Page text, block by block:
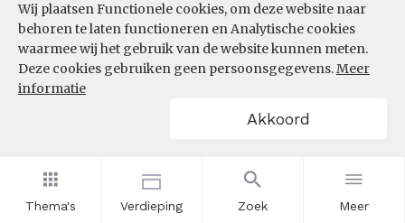
Thema's Verdieping Zoek Meer
Wij plaatsen Functionele cookies, om deze website naar
behoren te laten functioneren en Analytische cookies
waarmee wij het gebruik van de website kunnen meten.
Deze cookies gebruiken geen persoonsgegevens.Meer
informatie
Akkoord
minus het gewogen percentage ondernemers met een
verwachte afname. Naast een doorkijk naar de
verwachtingen voor de komende drie maanden wordt
aan werkgevers ook gevraagd naar de gerealiseerde
geschat op basis van provinciewaarden.